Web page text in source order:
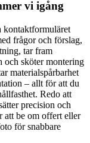
vi igång
kontaktformuläret
frågor och förslag,
tar fram
och sköter montering
materialspårbarhet
– allt för att du
Redo att
precision och
att be om offert eller
för snabbare